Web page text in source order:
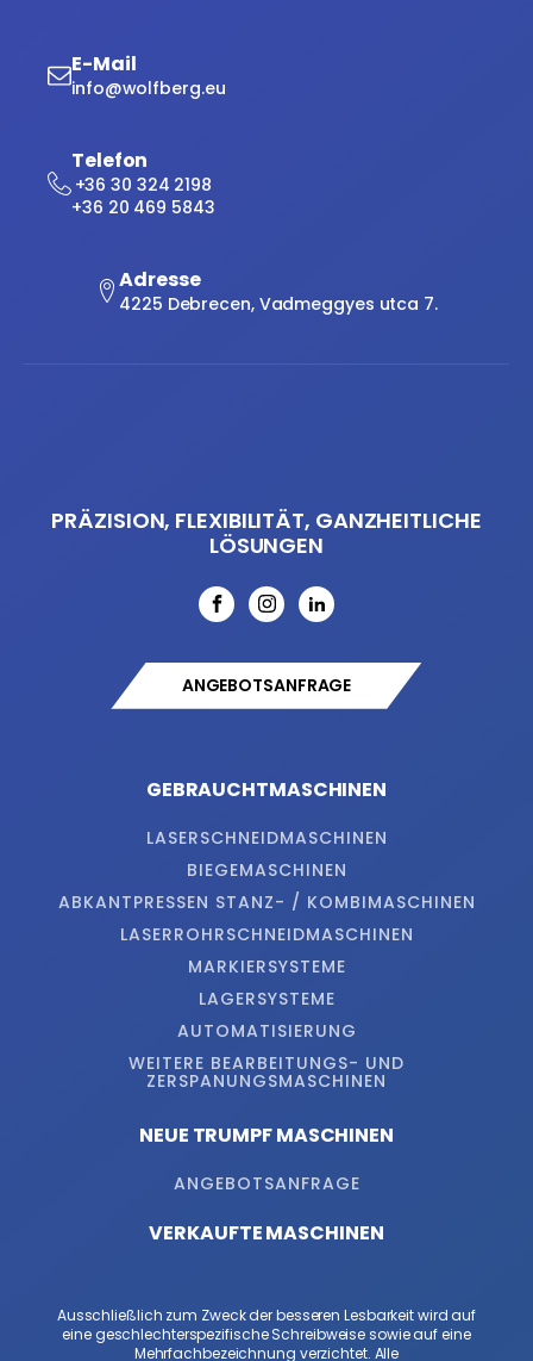
E-Mail
info@wolfberg.eu
Telefon
+36 30 324 2198
+36 20 469 5843
Adresse
4225 Debrecen, Vadmeggyes utca 7.
PRÄZISION, FLEXIBILITÄT, GANZHEITLICHE
LÖSUNGEN
ANGEBOTSANFRAGE
GEBRAUCHTMASCHINEN
LASERSCHNEIDMASCHINEN
BIEGEMASCHINEN
ABKANTPRESSEN STANZ- / KOMBIMASCHINEN
LASERROHRSCHNEIDMASCHINEN
MARKIERSYSTEME
LAGERSYSTEME
AUTOMATISIERUNG
WEITERE BEARBEITUNGS- UND
ZERSPANUNGSMASCHINEN
NEUE TRUMPF MASCHINEN
ANGEBOTSANFRAGE
VERKAUFTE MASCHINEN
Ausschließlich zum Zweck der besseren Lesbarkeit wird auf
eine geschlechterspezifische Schreibweise sowie auf eine
Mehrfachbezeichnung verzichtet. Alle